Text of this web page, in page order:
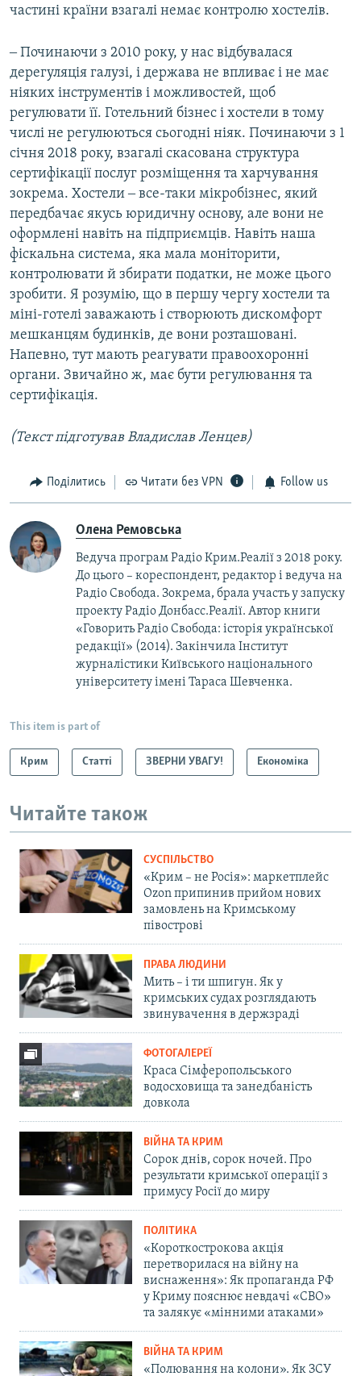
частині країни взагалі немає контролю хостелів.
‒ Починаючи з 2010 року, у нас відбувалася
дерегуляція галузі, і держава не впливає і не має
ніяких інструментів і можливостей, щоб
регулювати її. Готельний бізнес і хостели в тому
числі не регулюються сьогодні ніяк. Починаючи з 1
січня 2018 року, взагалі скасована структура
сертифікації послуг розміщення та харчування
зокрема. Хостели ‒ все-таки мікробізнес, який
передбачає якусь юридичну основу, але вони не
оформлені навіть на підприємців. Навіть наша
фіскальна система, яка мала моніторити,
контролювати й збирати податки, не може цього
зробити. Я розумію, що в першу чергу хостели та
міні-готелі заважають і створюють дискомфорт
мешканцям будинків, де вони розташовані.
Напевно, тут мають реагувати правоохоронні
органи. Звичайно ж, має бути регулювання та
сертифікація.
(Текст підготував Владислав Ленцев)
Поділитись Читати без VPN Follow us
Олена Ремовська
Ведуча програм Радіо Крим.Реалії з 2018 року.
До цього – кореспондент, редактор і ведуча на
Радіо Свобода. Зокрема, брала участь у запуску
проекту Радіо Донбасс.Реалії. Автор книги
«Говорить Радіо Свобода: iсторія української
редакції» (2014). Закінчила Інститут
журналістики Київського національного
університету імені Тараса Шевченка.
This item is part of
Крим Статті ЗВЕРНИ УВАГУ! Економіка
Читайте також
СУСПІЛЬСТВО
«Крим – не Росія»: маркетплейс
Ozon припинив прийом нових
замовлень на Кримському
півострові
ПРАВА ЛЮДИНИ
Мить – і ти шпигун. Як у
кримських судах розглядають
звинувачення в держзраді
ФОТОГАЛЕРЕЇ
Краса Сімферопольського
водосховища та занедбаність
довкола
ВІЙНА ТА КРИМ
Сорок днів, сорок ночей. Про
результати кримської операції з
примусу Росії до миру
ПОЛІТИКА
«Короткострокова акція
перетворилася на війну на
виснаження»: Як пропаганда РФ
у Криму пояснює невдачі «СВО»
та залякує «мінними атаками»
ВІЙНА ТА КРИМ
«Полювання на колони». Як ЗСУ